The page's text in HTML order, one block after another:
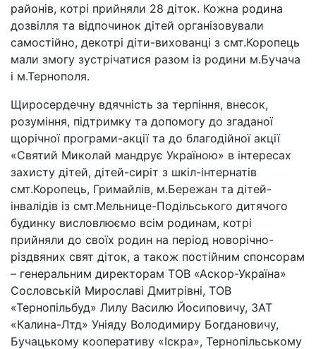
районів, котрі прийняли 28 діток. Кожна родина
дозвілля та відпочинок дітей організовували
самостійно, декотрі діти-вихованці з смт.Коропець
мали змогу зустрічатися разом із родини м.Бучача
і м.Тернополя.
Щиросердечну вдячність за терпіння, внесок,
розуміння, підтримку та допомогу до згаданої
щорічної програми-акції та до благодійної акції
«Святий Миколай мандрує Україною» в інтересах
захисту дітей, дітей-сиріт з шкіл-інтернатів
смт.Коропець, Гримайлів, м.Бережан та дітей-
інвалідів із смт.Мельнице-Подільського дитячого
будинку висловлюємо всім родинам, котрі
прийняли до своїх родин на період новорічно-
різдвяних свят діток, а також постійним спонсорам
– генеральним директорам ТОВ «Аскор-Україна»
Сословській Мирославі Дмитрівні, ТОВ
«Тернопільбуд» Лилу Василю Йосиповичу, ЗАТ
«Калина-Лтд» Уніяду Володимиру Богдановичу,
Бучацькому кооперативу «Іскра», Тернопільському